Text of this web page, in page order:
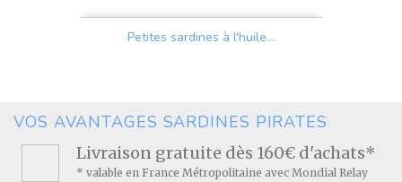
Petites sardines à l'huile...
VOS AVANTAGES SARDINES PIRATES
Livraison gratuite dès 160€ d'achats*
* valable en France Métropolitaine avec Mondial Relay